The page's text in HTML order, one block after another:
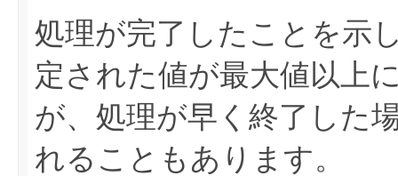
処理が完了したことを示
定された値が最大値以上
が、処理が早く終了した
れることもあります。